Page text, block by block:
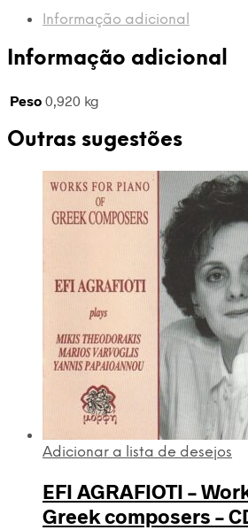
TELDEC
Informação adicional
Informação adicional
Peso 0,920 kg
Outras sugestões
Adicionar a lista de desejos
EFI AGRAFIOTI –
Greek composers –